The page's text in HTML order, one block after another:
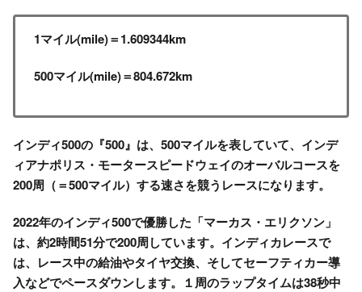
1マイル(mile)＝1.609344km
500マイル(mile)＝804.672km
インディ500の『500』は、500マイルを表していて、インデ
ィアナポリス・モータースピードウェイのオーバルコースを
200周（＝500マイル）する速さを競うレースになります。
2022年のインディ500で優勝した「マーカス・エリクソン」
は、約2時間51分で200周しています。インディカレースで
は、レース中の給油やタイヤ交換、そしてセーフティカー導
入などでペースダウンします。１周のラップタイムは38秒中